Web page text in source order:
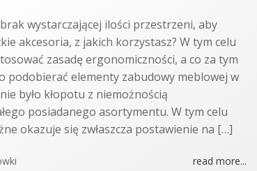
wystarczającej ilości przestrzeni, aby
akcesoria, z jakich korzystasz? W tym celu
zasadę ergonomiczności, a co za tym
podobierać elementy zabudowy meblowej w
było kłopotu z niemożnością
posiadanego asortymentu. W tym celu
okazuje się zwłaszcza postawienie na […]
read more...